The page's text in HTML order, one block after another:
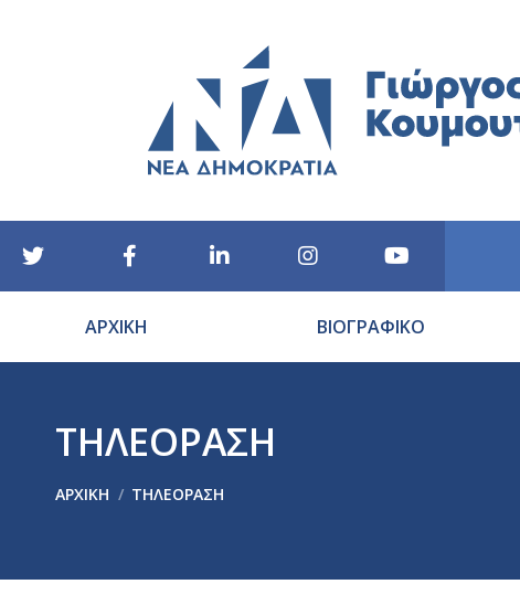
ΑΡΧΙΚΗ ΒΙΟΓΡΑΦΙΚΟ
ΤΗΛΕΟΡΑΣΗ
ΑΡΧΙΚΉ ΤΗΛΕΟΡΑΣΗ